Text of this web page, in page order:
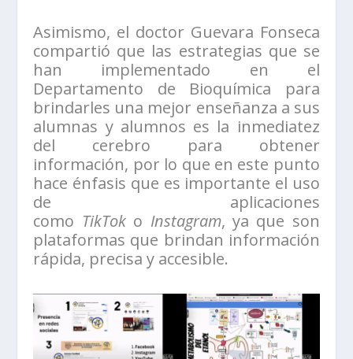
Asimismo, el doctor Guevara Fonseca
compartió que las estrategias que se
han implementado en el
Departamento de Bioquímica para
brindarles una mejor enseñanza a sus
alumnas y alumnos es la inmediatez
del cerebro para obtener
información, por lo que en este punto
hace énfasis que es importante el uso
de aplicaciones
como TikToko Instagram, ya que son
plataformas que brindan información
rápida, precisa y accesible.